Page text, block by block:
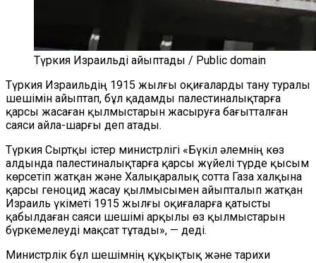
Түркия Израильді айыптады / Public domain
Түркия Израильдің 1915 жылғы оқиғаларды тану туралы
шешімін айыптап, бұл қадамды палестиналықтарға
қарсы жасаған қылмыстарын жасыруға бағытталған
саяси айла-шарғы деп атады.
Түркия Сыртқы істер министрлігі «Бүкіл әлемнің көз
алдында палестиналықтарға қарсы жүйелі түрде қысым
көрсетіп жатқан және Халықаралық сотта Газа халқына
қарсы геноцид жасау қылмысымен айыпталып жатқан
Израиль үкіметі 1915 жылғы оқиғаларға қатысты
қабылдаған саяси шешімі арқылы өз қылмыстарын
бүркемелеуді мақсат тұтады», — деді.
Министрлік бұл шешімнің құқықтық және тарихи